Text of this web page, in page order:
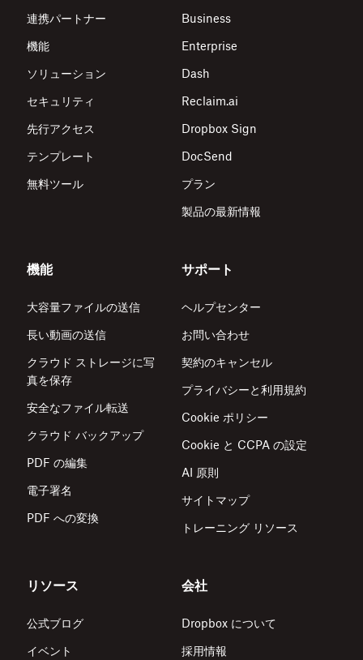
連携パートナー
機能
ソリューション
セキュリティ
先行アクセス
テンプレート
無料ツール
Business
Enterprise
Dash
Reclaim.ai
Dropbox Sign
DocSend
プラン
製品の最新情報
機能
大容量ファイルの送信
長い動画の送信
クラウド ストレージに写
真を保存
安全なファイル転送
クラウド バックアップ
PDF の編集
電子署名
PDF への変換
サポート
ヘルプセンター
お問い合わせ
契約のキャンセル
プライバシーと利用規約
Cookie ポリシー
Cookie と CCPA の設定
AI 原則
サイトマップ
トレーニング リソース
リソース
公式ブログ
イベント
会社
Dropbox について
採用情報